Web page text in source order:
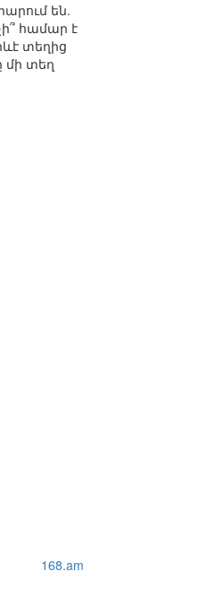
են.
համար է
տեղից
մի տեղ
168.am